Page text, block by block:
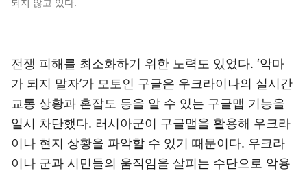
되지 않고 있다.
전쟁 피해를 최소화하기 위한 노력도 있었다. ‘악마
가 되지 말자’가 모토인 구글은 우크라이나의 실시간
교통 상황과 혼잡도 등을 알 수 있는 구글맵 기능을
일시 차단했다. 러시아군이 구글맵을 활용해 우크라
이나 현지 상황을 파악할 수 있기 때문이다. 우크라
이나 군과 시민들의 움직임을 살피는 수단으로 악용